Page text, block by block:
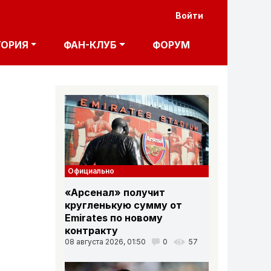
User
Войти
ФАН-КЛУБ ФОРУМ
Официально
«Арсенал» получит
кругленькую сумму от
Emirates по новому
контракту
08 августа 2026, 01:50 0 57